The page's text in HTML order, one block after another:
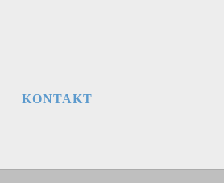
KONTAKT